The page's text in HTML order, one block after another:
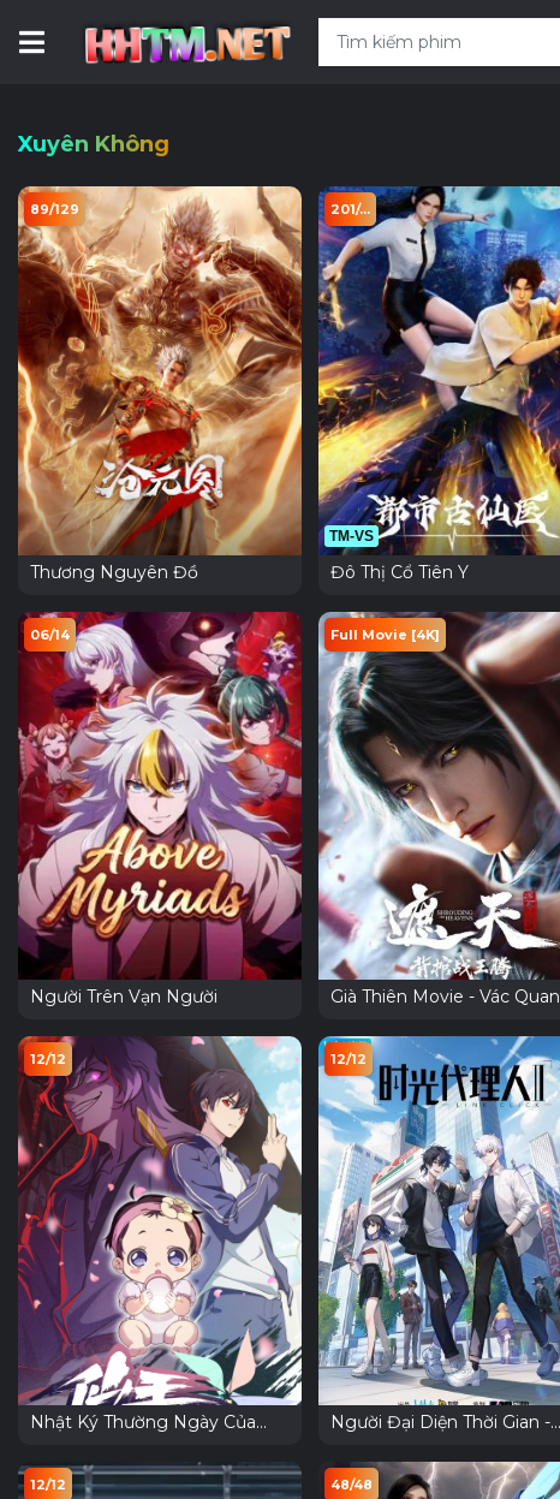
Xuyên Không
89/129
Thương Nguyên Đồ
201/...
TM-VS
Đô Thị Cổ Tiên Y
06/14
Người Trên Vạn Người
Full Movie [4K]
Già Thiên Movie - Vác Quan
12/12
Nhật Ký Thường Ngày Của
12/12
Người Đại Diện Thời Gian -
12/12 48/48